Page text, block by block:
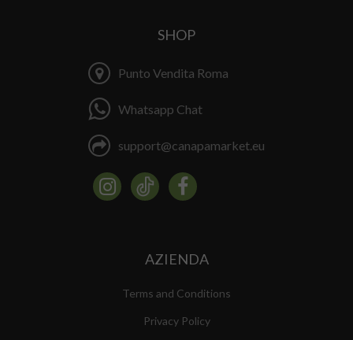
SHOP
Punto Vendita Roma
Whatsapp Chat
support@canapamarket.eu
AZIENDA
Terms and Conditions
Privacy Policy